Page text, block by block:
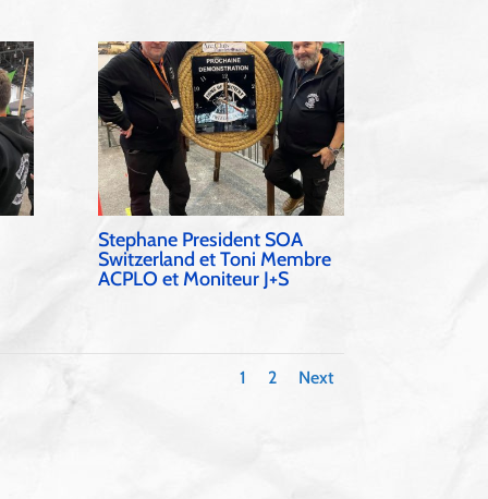
Stephane President SOA
Switzerland et Toni Membre
ACPLO et Moniteur J+S
1 2 Next